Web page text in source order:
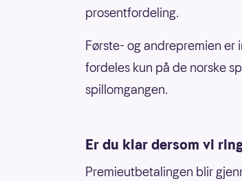
prosentfordeling.
Første- og andrepremien er
fordeles kun på de norske
spillomgangen.
Er du klar dersom vi
Premieutbetalingen blir